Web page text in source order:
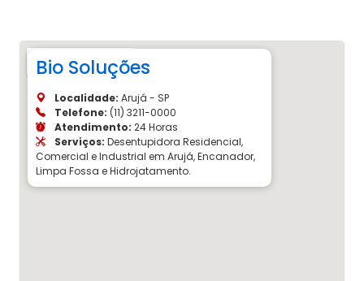
Bio Soluções
Localidade: Arujá - SP
Telefone: (11) 3211-0000
Atendimento: 24 Horas
Serviços: Desentupidora Residencial,
Comercial e Industrial em Arujá, Encanador,
Limpa Fossa e Hidrojatamento.